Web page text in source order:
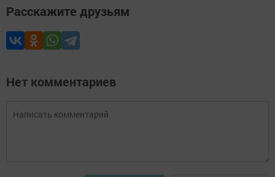
Расскажите друзьям
Нет комментариев